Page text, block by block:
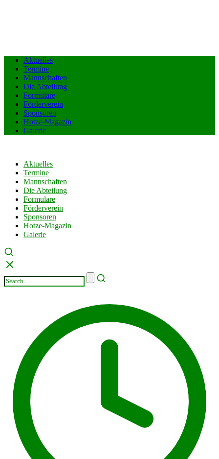
Aktuelles
Termine
Mannschaften
Die Abteilung
Formulare
Förderverein
Sponsoren
Hotze-Magazin
Galerie
Aktuelles
Termine
Mannschaften
Die Abteilung
Formulare
Förderverein
Sponsoren
Hotze-Magazin
Galerie